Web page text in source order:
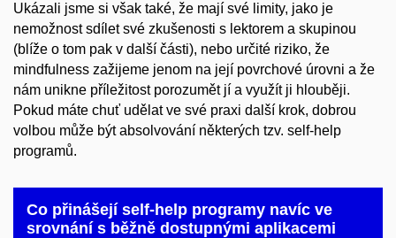
Ukázali jsme si však také, že mají své limity, jako je
nemožnost sdílet své zkušenosti s lektorem a skupinou
(blíže o tom pak v další části), nebo určité riziko, že
mindfulness zažijeme jenom na její povrchové úrovni a že
nám unikne příležitost porozumět jí a využít ji hlouběji.
Pokud máte chuť udělat ve své praxi další krok, dobrou
volbou může být absolvování některých tzv. self-help
programů.
Co přinášejí self-help programy navíc ve
srovnání s běžně dostupnými aplikacemi